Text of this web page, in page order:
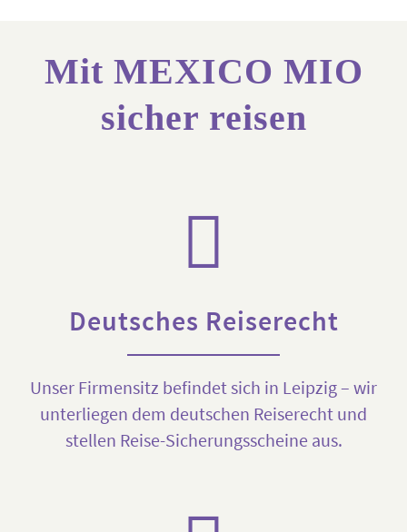
Mit MEXICO MIO
sicher reisen
Deutsches Reiserecht
Unser Firmensitz befindet sich in Leipzig – wir
unterliegen dem deutschen Reiserecht und
stellen Reise-Sicherungsscheine aus.